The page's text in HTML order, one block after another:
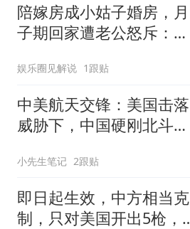
陪嫁房成小姑子婚房，月
子期回家遭老公怒斥：带
娱乐圈见解说 1跟贴
中美航天交锋：美国击落
威胁下，中国硬刚北斗升
小先生笔记 2跟贴
即日起生效，中方相当克
制，只对美国开出5枪，